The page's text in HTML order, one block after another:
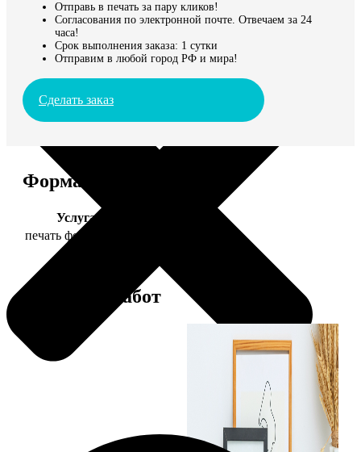
Отправь в печать за пару кликов!
Согласования по электронной почте. Отвечаем за 24
часа!
Срок выполнения заказа: 1 сутки
Отправим в любой город РФ и мира!
Сделать заказ
Форматы и цены
Услуга
печать фото 15х20
Примеры работ